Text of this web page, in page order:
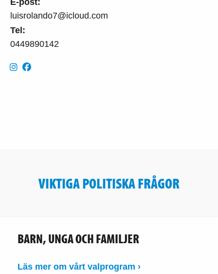
luisrolando7@icloud.com
Tel:
0449890142
VIKTIGA POLITISKA FRÅGOR
BARN, UNGA OCH FAMILJER
Läs mer om vårt valprogram ›